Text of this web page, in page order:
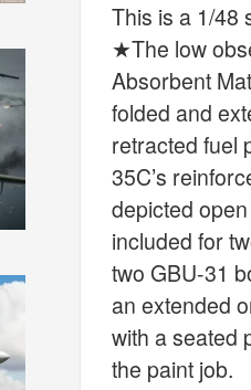
This is a 1/48
★The low
Absorbent
folded and
retracted fuel
35C’s
depicted
included for
two GBU-31
an extended
with a seated
the paint job.